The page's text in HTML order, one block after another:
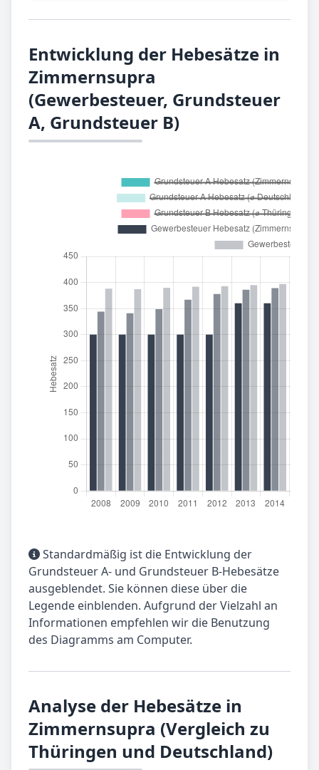
Entwicklung der Hebesätze in
Zimmernsupra
(Gewerbesteuer, Grundsteuer
A, Grundsteuer B)
Standardmäßig ist die Entwicklung der
Grundsteuer A- und Grundsteuer B-Hebesätze
ausgeblendet. Sie können diese über die
Legende einblenden. Aufgrund der Vielzahl an
Informationen empfehlen wir die Benutzung
des Diagramms am Computer.
Analyse der Hebesätze in
Zimmernsupra (Vergleich zu
Thüringen und Deutschland)